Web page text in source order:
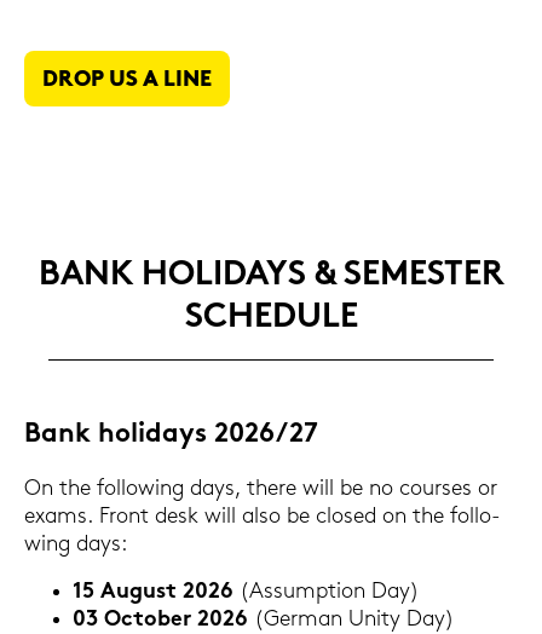
DROP US A LINE
BANK HO­LI­DAYS & SE­MES­TER
SCHE­DU­LE
Bank ho­li­days 2026/27
On the fol­lo­wing days, there will be no cour­ses or
exams. Front desk will also be clo­sed on the fol­lo­
wing days:
15 Au­gust 2026 (As­sump­ti­on Day)
03 Oc­to­ber 2026 (Ger­man Unity Day)